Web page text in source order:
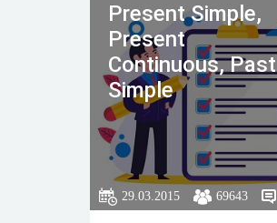
Present Simple,
Present
Continuous, Past
Simple
29.03.2015 69643